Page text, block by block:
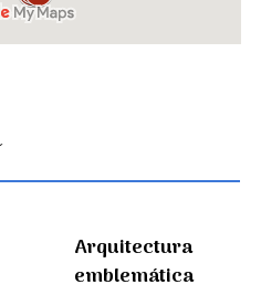
Arquitectura
emblemática